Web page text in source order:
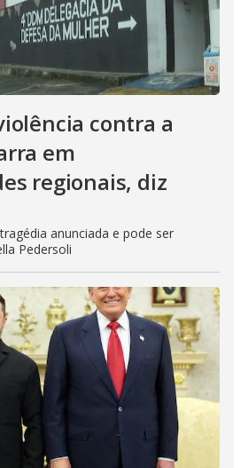
contra a
em
regionais, diz
anunciada e pode ser
Pedersoli